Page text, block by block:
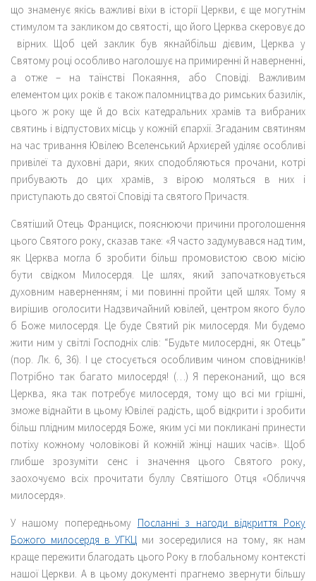
що знаменує якісь важливі віхи в історії Церкви, є ще могутнім
стимулом та закликом до святості, що його Церква скеровує до
вірних. Щоб цей заклик був якнайбільш дієвим, Церква у
Святому році особливо наголошує на примиренні й наверненні,
а отже – на таїнстві Покаяння, або Сповіді. Важливим
елементом цих років є також паломництва до римських базилік,
цього ж року ще й до всіх катедральних храмів та вибраних
святинь і відпустових місць у кожній єпархії. Згаданим святиням
на час тривання Ювілею Вселенський Архиєрей уділяє особливі
привілеї та духовні дари, яких сподобляються прочани, котрі
прибувають до цих храмів, з вірою моляться в них і
приступають до святої Сповіді та святого Причастя.
Святіший Отець Франциск, пояснюючи причини проголошення
цього Святого року, сказав таке: «Я часто задумувався над тим,
як Церква могла б зробити більш промовистою свою місію
бути свідком Милосердя. Це шлях, який започатковується
духовним наверненням; і ми повинні пройти цей шлях. Тому я
вирішив оголосити Надзвичайний ювілей, центром якого було
б Боже милосердя. Це буде Святий рік милосердя. Ми будемо
жити ним у світлі Господніх слів: “Будьте милосердні, як Отець”
(пор. Лк. 6, 36). І це стосується особливим чином сповідників!
Потрібно так багато милосердя! (…) Я переконаний, що вся
Церква, яка так потребує милосердя, тому що всі ми грішні,
зможе віднайти в цьому Ювілеї радість, щоб відкрити і зробити
більш плідним милосердя Боже, яким усі ми покликані принести
потіху кожному чоловікові й кожній жінці наших часів». Щоб
глибше зрозуміти сенс і значення цього Святого року,
заохочуємо всіх прочитати буллу Святішого Отця «Обличчя
милосердя».
У нашому попередньому Посланні з нагоди відкриття Року
Божого милосердя в УГКЦ ми зосередилися на тому, як нам
краще пережити благодать цього Року в глобальному контексті
нашої Церкви. А в цьому документі прагнемо звернути більшу